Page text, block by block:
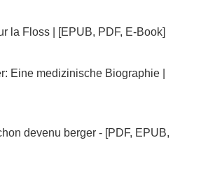
la Floss | [EPUB, PDF, E-Book]
Eine medizinische Biographie |
devenu berger - [PDF, EPUB,